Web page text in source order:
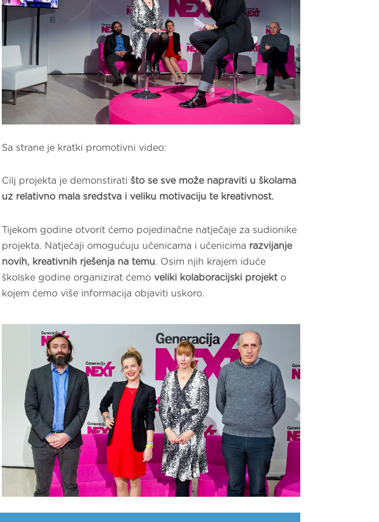
Sa strane je kratki promotivni video:
Cilj projekta je demonstirati što se sve može napraviti u školama
uz relativno mala sredstva i veliku motivaciju te kreativnost.
Tijekom godine otvorit ćemo pojedinačne natječaje za sudionike
projekta. Natječaji omogućuju učenicama i učenicima razvijanje
novih, kreativnih rješenja na temu. Osim njih krajem iduće
školske godine organizirat ćemoveliki kolaboracijski projekto
kojem ćemo više informacija objaviti uskoro.